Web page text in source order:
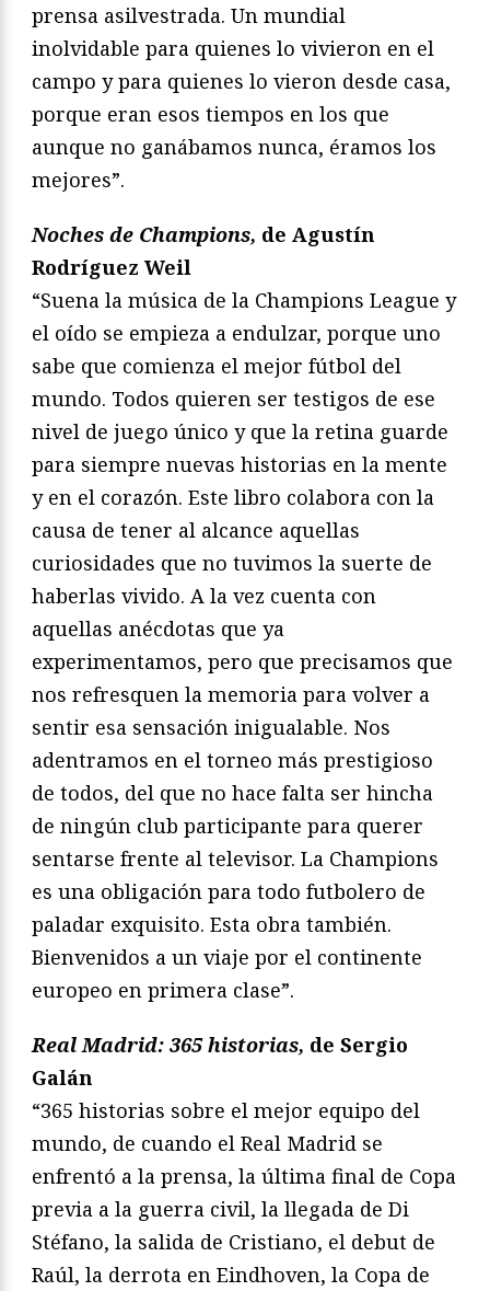
prensa asilvestrada. Un mundial
inolvidable para quienes lo vivieron en el
campo y para quienes lo vieron desde casa,
porque eran esos tiempos en los que
aunque no ganábamos nunca, éramos los
mejores”.
Noches de Champions, de Agustín
Rodríguez Weil
“Suena la música de la Champions League y
el oído se empieza a endulzar, porque uno
sabe que comienza el mejor fútbol del
mundo. Todos quieren ser testigos de ese
nivel de juego único y que la retina guarde
para siempre nuevas historias en la mente
y en el corazón. Este libro colabora con la
causa de tener al alcance aquellas
curiosidades que no tuvimos la suerte de
haberlas vivido. A la vez cuenta con
aquellas anécdotas que ya
experimentamos, pero que precisamos que
nos refresquen la memoria para volver a
sentir esa sensación inigualable. Nos
adentramos en el torneo más prestigioso
de todos, del que no hace falta ser hincha
de ningún club participante para querer
sentarse frente al televisor. La Champions
es una obligación para todo futbolero de
paladar exquisito. Esta obra también.
Bienvenidos a un viaje por el continente
europeo en primera clase”.
Real Madrid: 365 historias, de Sergio
Galán
“365 historias sobre el mejor equipo del
mundo, de cuando el Real Madrid se
enfrentó a la prensa, la última final de Copa
previa a la guerra civil, la llegada de Di
Stéfano, la salida de Cristiano, el debut de
Raúl, la derrota en Eindhoven, la Copa de